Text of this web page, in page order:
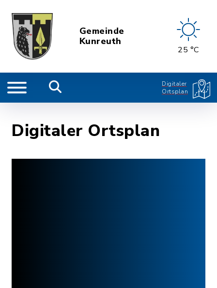
Gemeinde
Kunreuth
25 °C
Digitaler
Ortsplan
Digitaler Ortsplan